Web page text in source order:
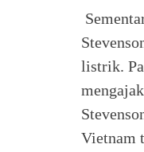
listrik.
Vietnam